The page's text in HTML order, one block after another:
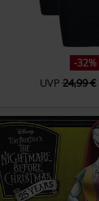
-32%
UVP 24,99 €